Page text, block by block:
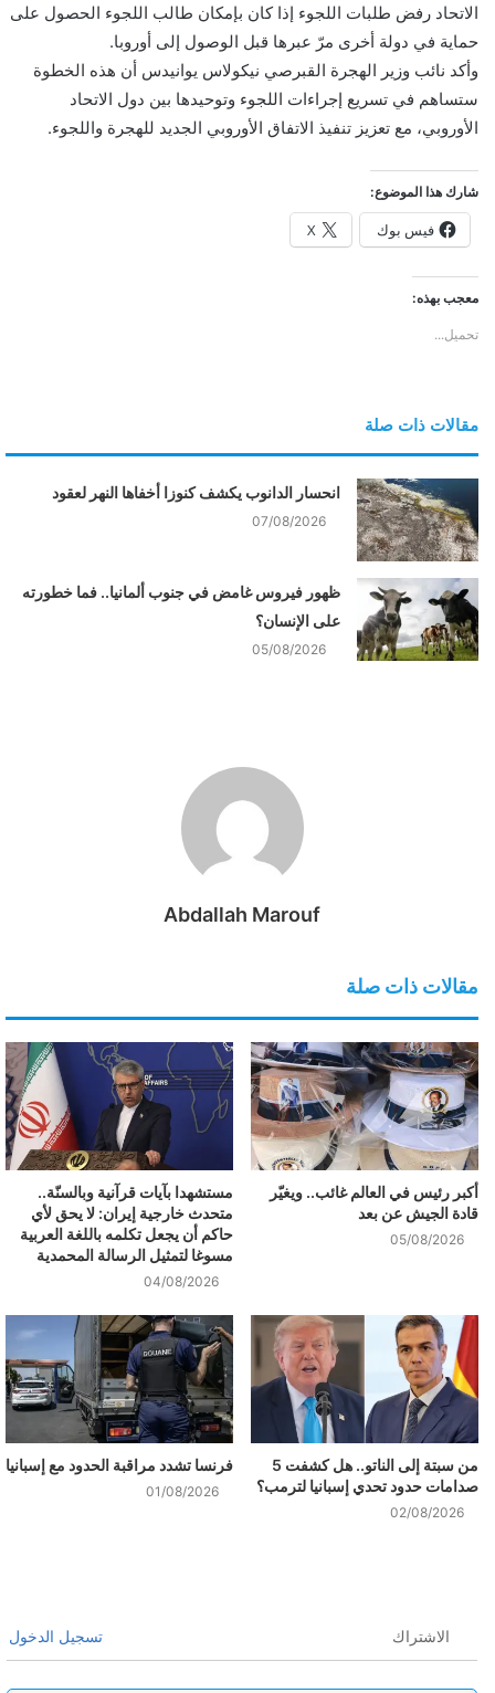
الاتحاد رفض طلبات اللجوء إذا كان بإمكان طالب اللجوء الحصول على
حماية في دولة أخرى مرّ عبرها قبل الوصول إلى أوروبا.
وأكد نائب وزير الهجرة القبرصي نيكولاس يوانيدس أن هذه الخطوة
ستساهم في تسريع إجراءات اللجوء وتوحيدها بين دول الاتحاد
الأوروبي، مع تعزيز تنفيذ الاتفاق الأوروبي الجديد للهجرة واللجوء.
شارك هذا الموضوع:
فيس بوك X
معجب بهذه:
تحميل...
مقالات ذات صلة
انحسار الدانوب يكشف كنوزا أخفاها النهر لعقود
07/08/2026
ظهور فيروس غامض في جنوب ألمانيا.. فما خطورته
على الإنسان؟
05/08/2026
Abdallah Marouf
مقالات ذات صلة
أكبر رئيس في العالم غائب.. ويغيّر
قادة الجيش عن بعد
05/08/2026
مستشهدا بآيات قرآنية وبالسنّة..
متحدث خارجية إيران: لا يحق لأي
حاكم أن يجعل تكلمه باللغة العربية
مسوغا لتمثيل الرسالة المحمدية
04/08/2026
من سبتة إلى الناتو.. هل كشفت 5
صدامات حدود تحدي إسبانيا لترمب؟
02/08/2026
فرنسا تشدد مراقبة الحدود مع إسبانيا
01/08/2026
الاشتراك تسجيل الدخول